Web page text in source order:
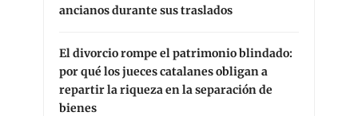
ancianos durante sus traslados
El divorcio rompe el patrimonio blindado:
por qué los jueces catalanes obligan a
repartir la riqueza en la separación de
bienes